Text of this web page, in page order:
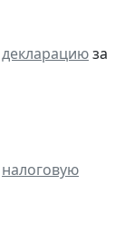
декларациюза
налоговую